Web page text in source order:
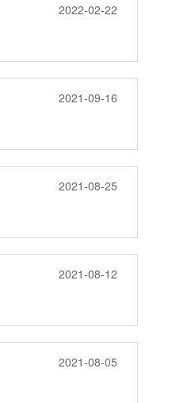
2022-02-22
2021-09-16
2021-08-25
2021-08-12
2021-08-05